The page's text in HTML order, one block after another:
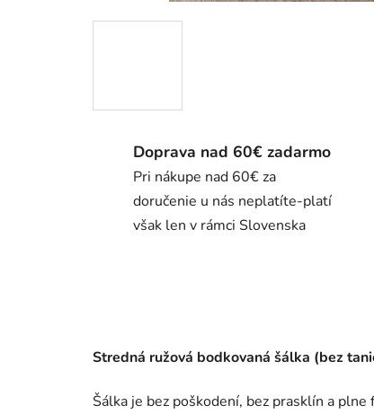
Doprava nad 60€ zadarmo
Pri nákupe nad 60€ za
doručenie u nás neplatíte-platí
však len v rámci Slovenska
Stredná ružová bodkovaná šálka (bez
Šálka je bez poškodení, bez prasklín a plne